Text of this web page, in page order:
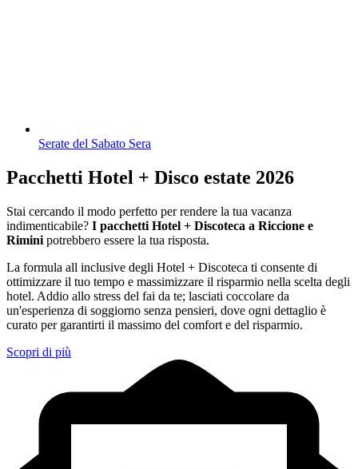
Serate del Sabato Sera
Pacchetti Hotel + Disco estate 2026
Stai cercando il modo perfetto per rendere la tua vacanza
indimenticabile? I pacchetti Hotel + Discoteca a Riccione e
Rimini potrebbero essere la tua risposta.
La formula all inclusive degli Hotel + Discoteca ti consente di
ottimizzare il tuo tempo e massimizzare il risparmio nella scelta degli
hotel. Addio allo stress del fai da te; lasciati coccolare da
un'esperienza di soggiorno senza pensieri, dove ogni dettaglio è
curato per garantirti il massimo del comfort e del risparmio.
Scopri di più